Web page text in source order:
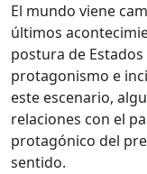
El mundo viene
últimos
postura de
protagonismo e
este escenario,
relaciones con el
protagónico del
sentido.